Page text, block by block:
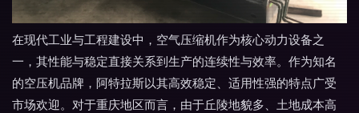
在现代工业与工程建设中，空气压缩机作为核心动力设备之
一，其性能与稳定直接关系到生产的连续性与效率。作为知名
的空压机品牌，阿特拉斯以其高效稳定、适用性强的特点广受
市场欢迎。对于重庆地区而言，由于丘陵地貌多、土地成本高